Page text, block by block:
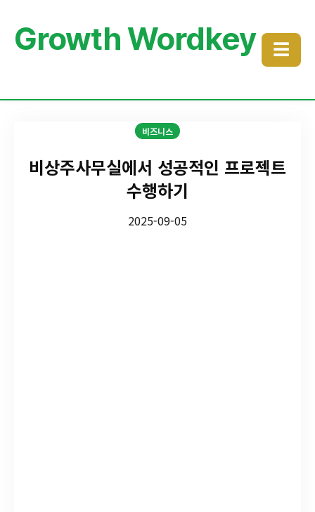
Growth Wordkey ☰
비즈니스
비상주사무실에서 성공적인 프로젝트
수행하기
2025-09-05